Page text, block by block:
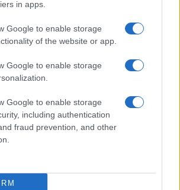
in apps.
Google to enable storage
of the website or app.
Google to enable storage
Google to enable storage
including authentication
fraud prevention, and other